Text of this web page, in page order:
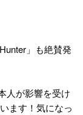
」も絶賛発
人が影響を受け
ます！気になっ